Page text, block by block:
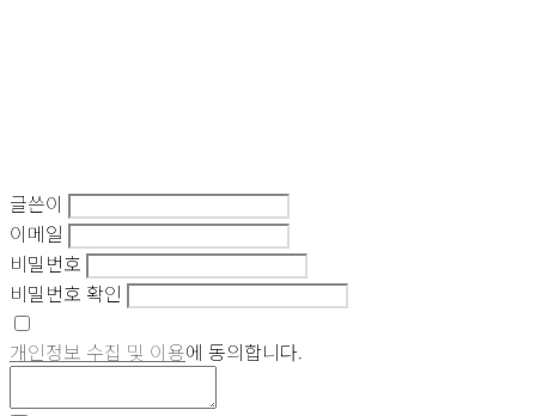
글쓴이
이메일
비밀번호
비밀번호 확인
개인정보 수집 및 이용에 동의합니다.